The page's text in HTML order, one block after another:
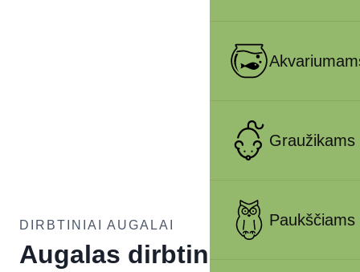
Graužikams
Paukščiams
DIRBTINIAI AUGALAI
Augalas dirbtinis 15-20